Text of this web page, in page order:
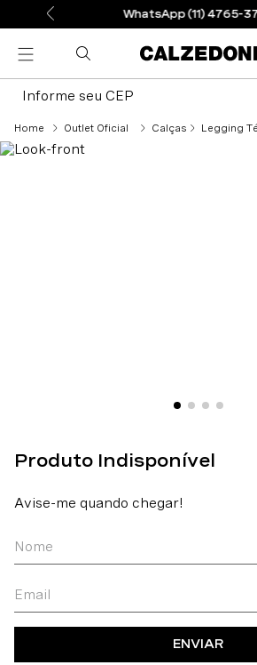
WhatsApp (11) 4765-
Informe seu CEP
Outlet Oficial Calças Legging
ENVIAR